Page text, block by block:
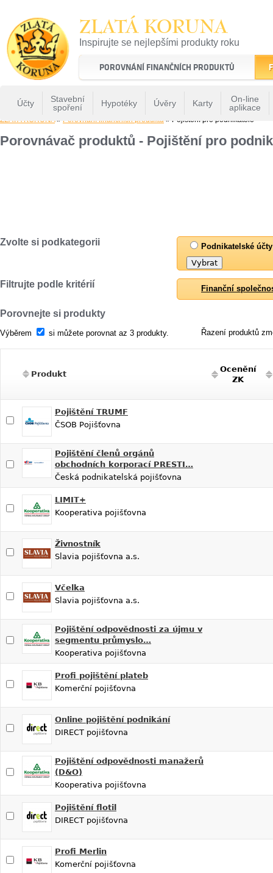
ZLATÁ KORUNA
Inspirujte se nejlepšími produkty roku
22 let tradice a kvality na finančním trhu
POROVNÁNÍ FINANČNÍCH PRODUKTŮ
Účty
Stavební
spoření
Hypotéky Úvěry Karty
On-line
aplikace
ZLATÁ KORUNA» Porovnání finančních produktů » Pojištění pro podnikatele
Porovnávač produktů - Pojištění pro
Zvolte si podkategorii Podnikatelské účty
Filtrujte podle kritérií Finanční
Porovnejte si produkty
Řazení produktů
Výběrem si můžete porovnat az 3 produkty.
Produkt
Ocenění
ZK
Pojištění TRUMF
ČSOB Pojišťovna
Pojištění členů orgánů
obchodních korporací PRESTI…
Česká podnikatelská pojišťovna
LIMIT+
Kooperativa pojišťovna
Živnostník
Slavia pojišťovna a.s.
Včelka
Slavia pojišťovna a.s.
Pojištění odpovědnosti za újmu v
segmentu průmyslo…
Kooperativa pojišťovna
Profi pojištění plateb
Komerční pojišťovna
Online pojištění podnikání
DIRECT pojišťovna
Pojištění odpovědnosti manažerů
(D&O)
Kooperativa pojišťovna
Pojištění flotil
DIRECT pojišťovna
Profi Merlin
Komerční pojišťovna